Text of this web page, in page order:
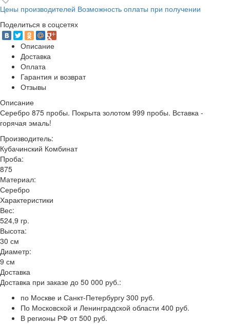
Цены производителей Возможность оплаты при получении
Поделиться в соцсетях
Описание
Доставка
Оплата
Гарантия и возврат
Отзывы
Описание
Серебро 875 пробы. Покрыта золотом 999 пробы. Вставка -
горячая эмаль!
Производитель:
Кубачинский Комбинат
Проба:
875
Материал:
Серебро
Характеристики
Вес:
524,9 гр.
Высота:
30 см
Диаметр:
9 см
Доставка
Доставка при заказе до 50 000 руб.:
по Москве и Санкт-Петербургу 300 руб.
По Московской и Ленинградской области 400 руб.
В регионы РФ от 500 руб.